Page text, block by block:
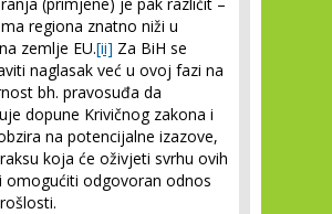
regiona znatno niži u
zemlje EU.[ii] Za BiH se
naglasak već u ovoj fazi na
bh. pravosuđa da
dopune Krivičnog zakona i
na potencijalne izazove,
koja će oživjeti svrhu ovih
omogućiti odgovoran odnos